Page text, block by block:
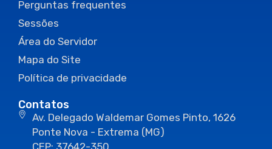
Perguntas frequentes
Sessões
Área do Servidor
Mapa do Site
Política de privacidade
Contatos
Av. Delegado Waldemar Gomes Pinto, 1626
Ponte Nova - Extrema (MG)